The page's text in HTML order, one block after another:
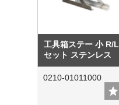
工具箱ステー 小 R/L
セット ステンレス
0210-01011000